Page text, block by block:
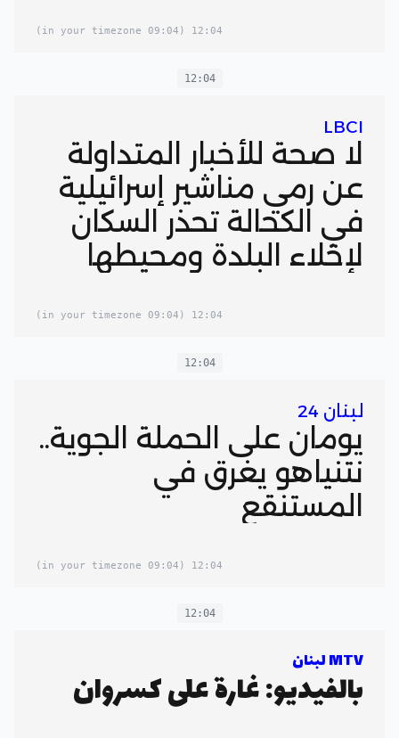
12:04
(09:04 in your timezone)
12:04
LBCI
لا صحة للأخبار المتداولة
عن رمي مناشير إسرائيلية
في الكحالة تحذر السكان
لإخلاء البلدة ومحيطها
12:04
(09:04 in your timezone)
12:04
لبنان 24
يومان على الحملة الجوية..
نتنياهو يغرق في
المستنقع
12:04
(09:04 in your timezone)
12:04
MTV لبنان
بالفيديو: غارة على كسروان